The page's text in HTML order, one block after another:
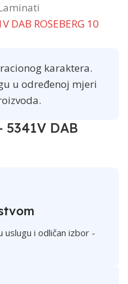
karaktera.
u određenoj mjeri
5341V DAB
uslugu i odličan izbor -